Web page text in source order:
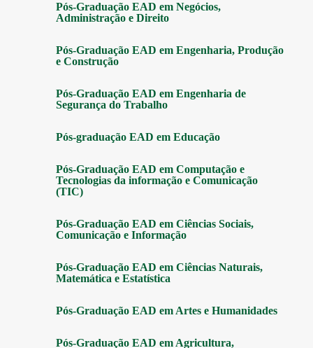
Pós-Graduação EAD em Negócios,
Administração e Direito
Pós-Graduação EAD em Engenharia, Produção
e Construção
Pós-Graduação EAD em Engenharia de
Segurança do Trabalho
Pós-graduação EAD em Educação
Pós-Graduação EAD em Computação e
Tecnologias da informação e Comunicação
(TIC)
Pós-Graduação EAD em Ciências Sociais,
Comunicação e Informação
Pós-Graduação EAD em Ciências Naturais,
Matemática e Estatística
Pós-Graduação EAD em Artes e Humanidades
Pós-Graduação EAD em Agricultura,